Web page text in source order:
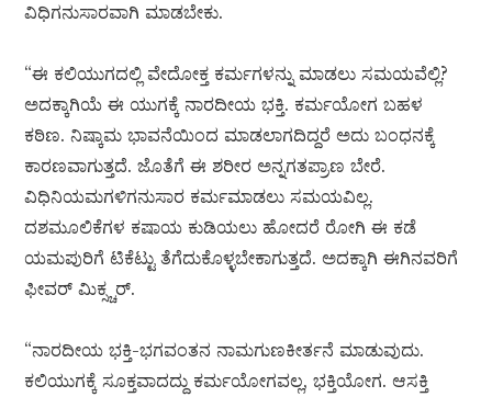
ವಿಧಿಗನುಸಾರವಾಗಿ ಮಾಡಬೇಕು.
“ಈ ಕಲಿಯುಗದಲ್ಲಿ ವೇದೋಕ್ತ ಕರ್ಮಗಳನ್ನು ಮಾಡಲು ಸಮಯವೆಲ್ಲಿ?
ಅದಕ್ಕಾಗಿಯೆ ಈ ಯುಗಕ್ಕೆ ನಾರದೀಯ ಭಕ್ತಿ. ಕರ್ಮಯೋಗ ಬಹಳ
ಕಠಿಣ. ನಿಷ್ಕಾಮ ಭಾವನೆಯಿಂದ ಮಾಡಲಾಗದಿದ್ದರೆ ಅದು ಬಂಧನಕ್ಕೆ
ಕಾರಣವಾಗುತ್ತದೆ. ಜೊತೆಗೆ ಈ ಶರೀರ ಅನ್ನಗತಪ್ರಾಣ ಬೇರೆ.
ವಿಧಿನಿಯಮಗಳಿಗನುಸಾರ ಕರ್ಮಮಾಡಲು ಸಮಯವಿಲ್ಲ.
ದಶಮೂಲಿಕೆಗಳ ಕಷಾಯ ಕುಡಿಯಲು ಹೋದರೆ ರೋಗಿ ಈ ಕಡೆ
ಯಮಪುರಿಗೆ ಟಿಕೆಟ್ಟು ತೆಗೆದುಕೊಳ್ಳಬೇಕಾಗುತ್ತದೆ. ಅದಕ್ಕಾಗಿ ಈಗಿನವರಿಗೆ
ಫೀವರ್ ಮಿಕ್ಸ್ಚರ್.
“ನಾರದೀಯ ಭಕ್ತಿ-ಭಗವಂತನ ನಾಮಗುಣಕೀರ್ತನೆ ಮಾಡುವುದು.
ಕಲಿಯುಗಕ್ಕೆ ಸೂಕ್ತವಾದದ್ದು ಕರ್ಮಯೋಗವಲ್ಲ, ಭಕ್ತಿಯೋಗ. ಆಸಕ್ತಿ